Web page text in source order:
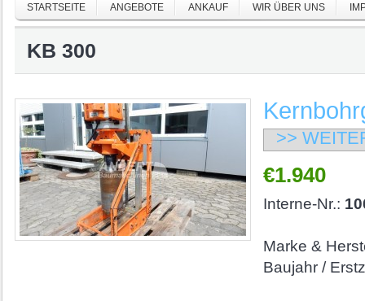
STARTSEITE ANGEBOTE ANKAUF WIR ÜBER UNS
KB 300
>>
€1.940
Interne-Nr.:
Marke &
Baujahr /